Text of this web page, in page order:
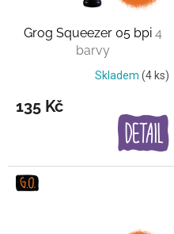
Grog Squeezer 05 bpi 4
barvy
Skladem (4 ks)
135 Kč